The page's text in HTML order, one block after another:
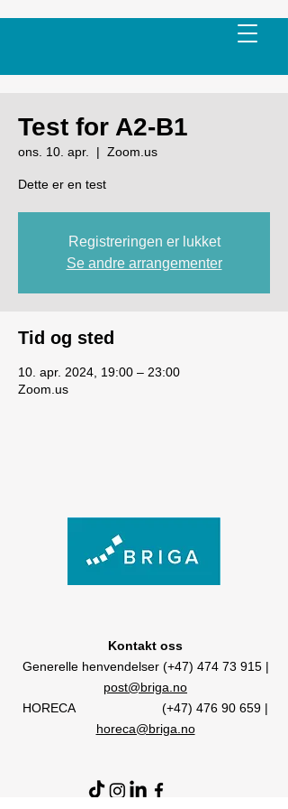
Test for A2-B1
ons. 10. apr.
  |
Zoom.us
Dette er en test
Registreringen er lukket
Se andre arrangementer
Tid og sted
10. apr. 2024, 19:00 – 23:00
Zoom.us
Kontakt oss
Generelle henvendelser (+47) 474 73 915 |
post@briga.no
HORECA (+47) 476 90 659 |
horeca@briga.no